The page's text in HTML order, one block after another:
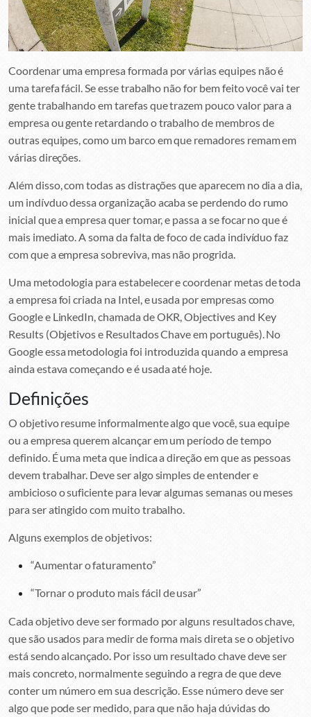
Coordenar uma empresa formada por várias equipes não é
uma tarefa fácil. Se esse trabalho não for bem feito você vai ter
gente trabalhando em tarefas que trazem pouco valor para a
empresa ou gente retardando o trabalho de membros de
outras equipes, como um barco em que remadores remam em
várias direções.
Além disso, com todas as distrações que aparecem no dia a dia,
um indívduo dessa organização acaba se perdendo do rumo
inicial que a empresa quer tomar, e passa a se focar no que é
mais imediato. A soma da falta de foco de cada indivíduo faz
com que a empresa sobreviva, mas não progrida.
Uma metodologia para estabelecer e coordenar metas de toda
a empresa foi criada na Intel, e usada por empresas como
Google e LinkedIn, chamada de OKR, Objectives and Key
Results (Objetivos e Resultados Chave em português). No
Google essa metodologia foi introduzida quando a empresa
ainda estava começando e é usada até hoje.
Definições
O objetivo resume informalmente algo que você, sua equipe
ou a empresa querem alcançar em um período de tempo
definido. É uma meta que indica a direção em que as pessoas
devem trabalhar. Deve ser algo simples de entender e
ambicioso o suficiente para levar algumas semanas ou meses
para ser atingido com muito trabalho.
Alguns exemplos de objetivos:
“Aumentar o faturamento”
“Tornar o produto mais fácil de usar”
Cada objetivo deve ser formado por alguns resultados chave,
que são usados para medir de forma mais direta se o objetivo
está sendo alcançado. Por isso um resultado chave deve ser
mais concreto, normalmente seguindo a regra de que deve
conter um número em sua descrição. Esse número deve ser
algo que pode ser medido, para que não haja dúvidas do